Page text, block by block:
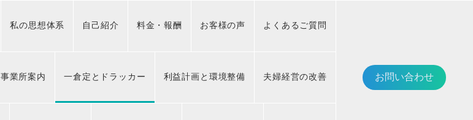
私の思想体系 自己紹介 料金・報酬 お客様の声 よくあるご質問
事業所案内 一倉定とドラッカー 利益計画と環境整備 夫婦経営の改善 お問い合わせ